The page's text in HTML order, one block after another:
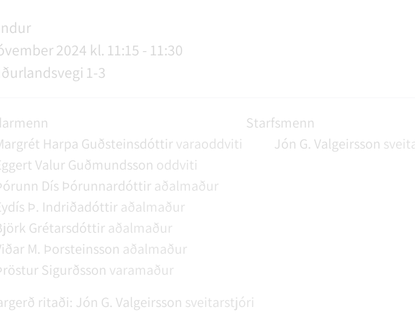
YTRA
2024 kl. 11:15 - 11:30
1-3
Harpa Guðsteinsdóttir varaoddviti
Valur Guðmundsson oddviti
Dís Þórunnardóttir aðalmaður
Þ. Indriðadóttir aðalmaður
Grétarsdóttir aðalmaður
M. Þorsteinsson aðalmaður
Sigurðsson varamaður
Starfsmenn
Jón G. Valgeirsson
ritaði: Jón G. Valgeirsson sveitarstjóri